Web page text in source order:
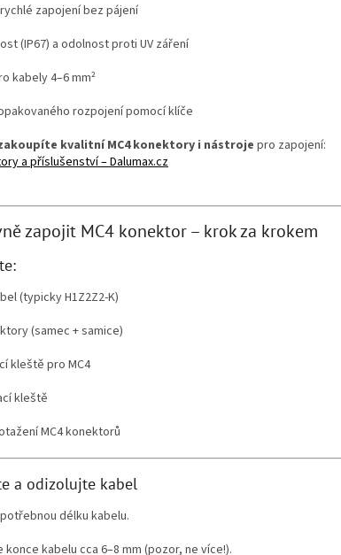
zapojení bez pájení
(IP67) a odolnost proti UV záření
kabely 4–6 mm²
rozpojení pomocí klíče
kvalitní MC4 konektory i nástroje pro zapojení:
a příslušenství – Dalumax.cz
zapojit MC4 konektor – krok za krokem
(typicky H1Z2Z2-K)
(samec + samice)
kleště pro MC4
kleště
MC4 konektorů
a odizolujte kabel
délku kabelu.
konce kabelu cca 6–8 mm (pozor, ne více!).